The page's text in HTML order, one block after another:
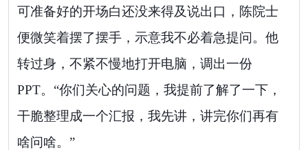
可准备好的开场白还没来得及说出口，陈院士
便微笑着摆了摆手，示意我不必着急提问。他
转过身，不紧不慢地打开电脑，调出一份
PPT。“你们关心的问题，我提前了解了一下，
干脆整理成一个汇报，我先讲，讲完你们再有
啥问啥。”